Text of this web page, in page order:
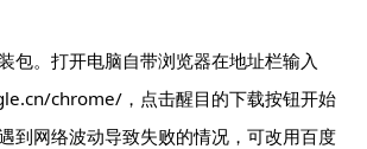
包。打开电脑自带浏览器在地址栏输入
chrome/，点击醒目的下载按钮开始
到网络波动导致失败的情况，可改用百度